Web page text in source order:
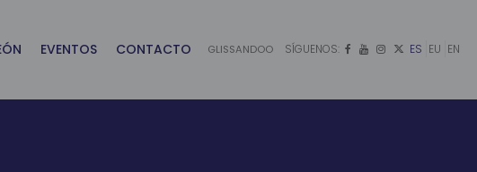
EVENTOS CONTACTO GLISSANDOO SÍGUENOS:    ES EU EN